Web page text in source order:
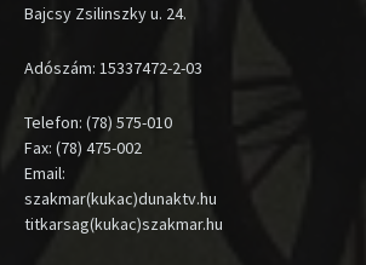
Bajcsy Zsilinszky u. 24.
Adószám: 15337472-2-03
Telefon: (78) 575-010
Fax: (78) 475-002
Email:
szakmar(kukac)dunaktv.hu
titkarsag(kukac)szakmar.hu